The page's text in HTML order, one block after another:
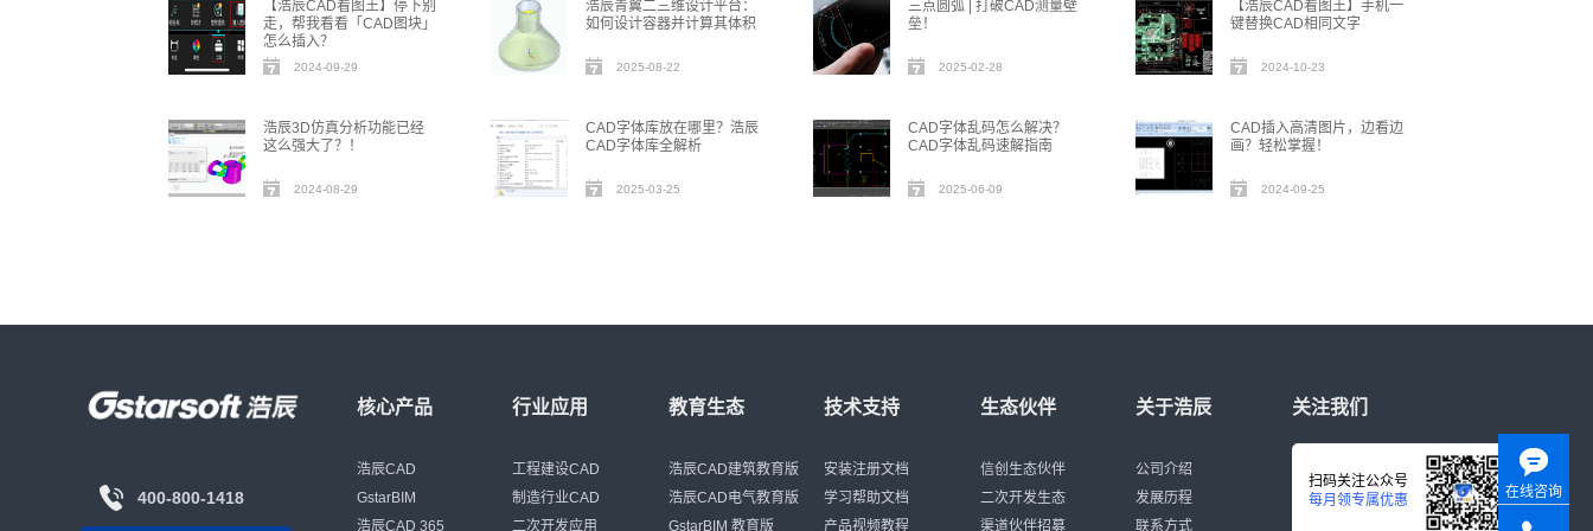
【浩辰CAD看图王】停下别
走，帮我看看「CAD图块」
怎么插入？
2024-09-29
浩辰青翼二三维设计平台：
如何设计容器并计算其体积
2025-08-22
三点圆弧 | 打破CAD测量壁
垒！
2025-02-28
【浩辰CAD看图王】手机一
键替换CAD相同文字
2024-10-23
浩辰3D仿真分析功能已经
这么强大了？！
2024-08-29
CAD字体库放在哪里？浩辰
CAD字体库全解析
2025-03-25
CAD字体乱码怎么解决？
CAD字体乱码速解指南
2025-06-09
CAD插入高清图片，边看边
画？轻松掌握！
2024-09-25
400-800-1418
核心产品
浩辰CAD
GstarBIM
浩辰CAD 365
行业应用
工程建设CAD
制造行业CAD
二次开发应用
教育生态
浩辰CAD建筑教育版
浩辰CAD电气教育版
GstarBIM 教育版
技术支持
安装注册文档
学习帮助文档
产品视频教程
生态伙伴
信创生态伙伴
二次开发生态
渠道伙伴招募
关于浩辰
公司介绍
发展历程
联系方式
关注我们
扫码关注公众号
每月领专属优惠
在线咨询